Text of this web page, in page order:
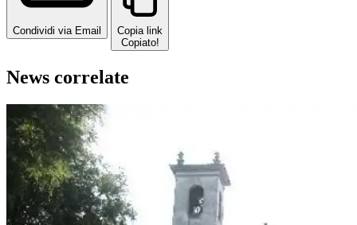
Condividi via Email
Copia link
Copiato!
News correlate